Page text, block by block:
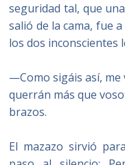
seguridad tal, que
salió de la cama, fue
los dos inconscientes
—Como sigáis así, me
querrán más que
brazos.
El mazazo sirvió